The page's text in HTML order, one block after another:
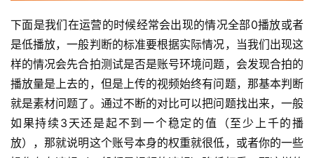
下面是我们在运营的时候经常会出现的情况全部0播放或者
是低播放，一般判断的标准要根据实际情况，当我们出现这
样的情况会先合拍测试是否是账号环境问题，会发现合拍的
播放量是上去的，但是上传的视频始终有问题，那基本判断
就是素材问题了。通过不断的对比可以把问题找出来，一般
如果持续3天还是起不到一个稳定的值（至少上千的播
放），那就说明这个账号本身的权重就很低，或者你的一些